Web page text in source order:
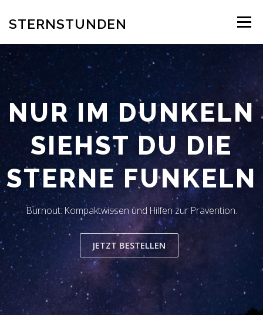
springen
STERNSTUNDEN Menü
AUTOR EINBLICK INS BUCH BESTELLUNG
REZENSION BLOG LESERSTIMMEN KONTAKT
NUR IM DUNKELN
SIEHST DU DIE
STERNE FUNKELN
Burnout: Kompaktwissen und Hilfen zur Prävention.
JETZT BESTELLEN